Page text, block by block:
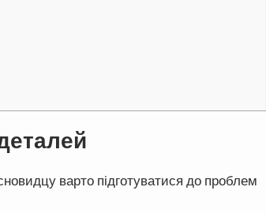
варто підготуватися до проблем